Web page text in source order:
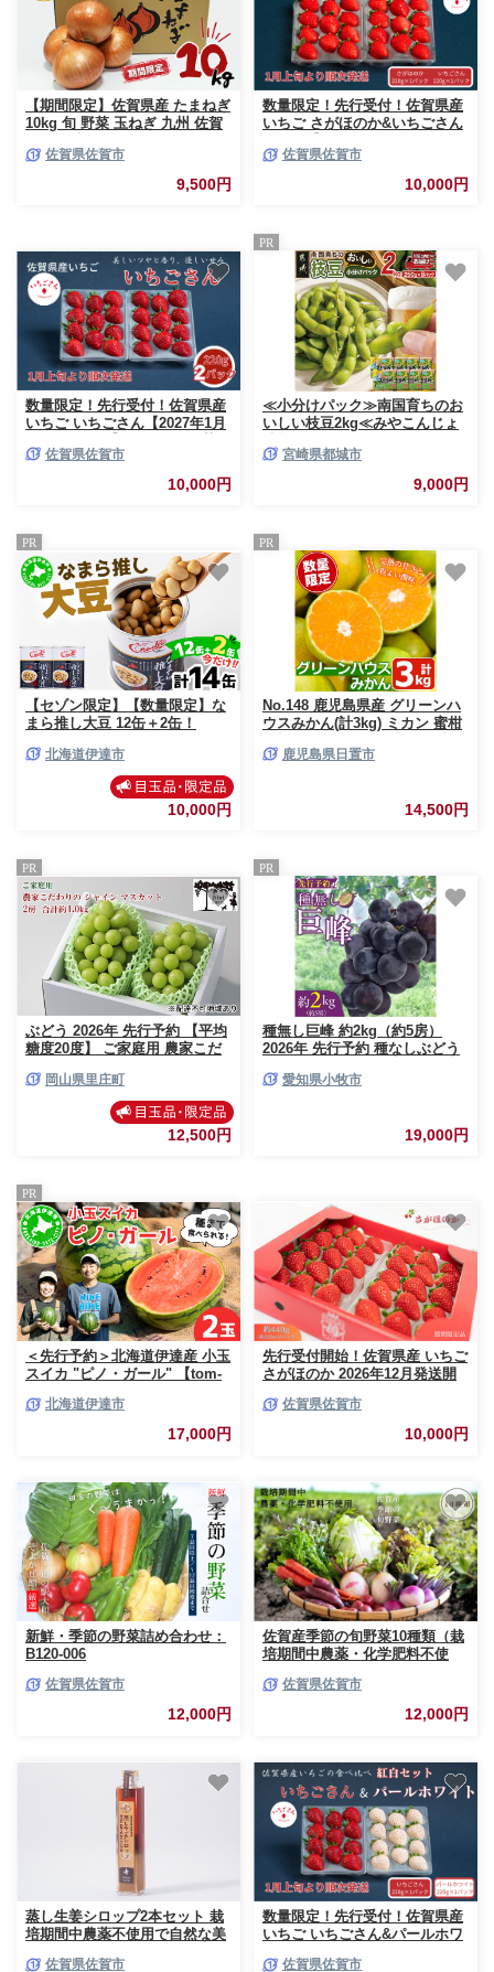
【期間限定】佐賀県産 たまねぎ
10kg 旬 野菜 玉ねぎ 九州 佐賀
佐賀県佐賀市
9,500円
数量限定！先行受付！佐賀県産
いちご さがほのか&いちごさん
送】いちごさん さがほのか い
ちご 苺 イチゴ：B100-039
佐賀県佐賀市
10,000円
数量限定！先行受付！佐賀県産
いちご いちごさん【2027年1月
イチゴ：B100-037
佐賀県佐賀市
10,000円
PR
≪小分けパック≫南国育ちのお
いしい枝豆2kg≪みやこんじょ
宮崎県都城市
9,000円
PR
【セゾン限定】【数量限定】な
まら推し大豆 12缶＋2缶！
北海道伊達市
10,000円
PR
No.148 鹿児島県産 グリーンハ
ウスみかん(計3kg) ミカン 蜜柑
鹿児島 ギフト 贈答【黒川農
鹿児島県日置市
14,500円
PR
ぶどう 2026年 先行予約 【平均
糖度20度】 ご家庭用 農家こだ
房 合計約1.0kg ブドウ 葡萄 岡
山県産 国産 フルーツ 果物 【
Nini farm 農家 直送 】
岡山県里庄町
12,500円
PR
種無し巨峰 約2kg（約5房）
2026年 先行予約 種なしぶどう
愛知県小牧市
19,000円
PR
＜先行予約＞北海道伊達産 小玉
スイカ "ピノ・ガール" 【tom-
北海道伊達市
17,000円
先行受付開始！佐賀県産 いちご
さがほのか 2026年12月発送開
220g×2P 九州 スイーツ ケーキ
パフェ プレゼント 佐賀市 清瀬
佐賀県佐賀市
10,000円
新鮮・季節の野菜詰め合わせ：
B120-006
佐賀県佐賀市
12,000円
佐賀産季節の旬野菜10種類（栽
培期間中農薬・化学肥料不使
佐賀県佐賀市
12,000円
蒸し生姜シロップ2本セット 栽
培期間中農薬不使用で自然な美
佐賀県佐賀市
数量限定！先行受付！佐賀県産
いちご いちごさん&パールホワ
佐賀県佐賀市